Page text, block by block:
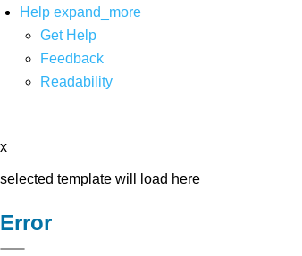
Help expand_more
Get Help
Feedback
Readability
x
selected template will load here
Error